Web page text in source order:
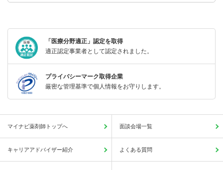
「医療分野適正」認定を取得
適正認定事業者として認定されました。
プライバシーマーク取得企業
厳密な管理基準で個人情報をお守りします。
マイナビ薬剤師トップへ 面談会場一覧
キャリアアドバイザー紹介 よくある質問